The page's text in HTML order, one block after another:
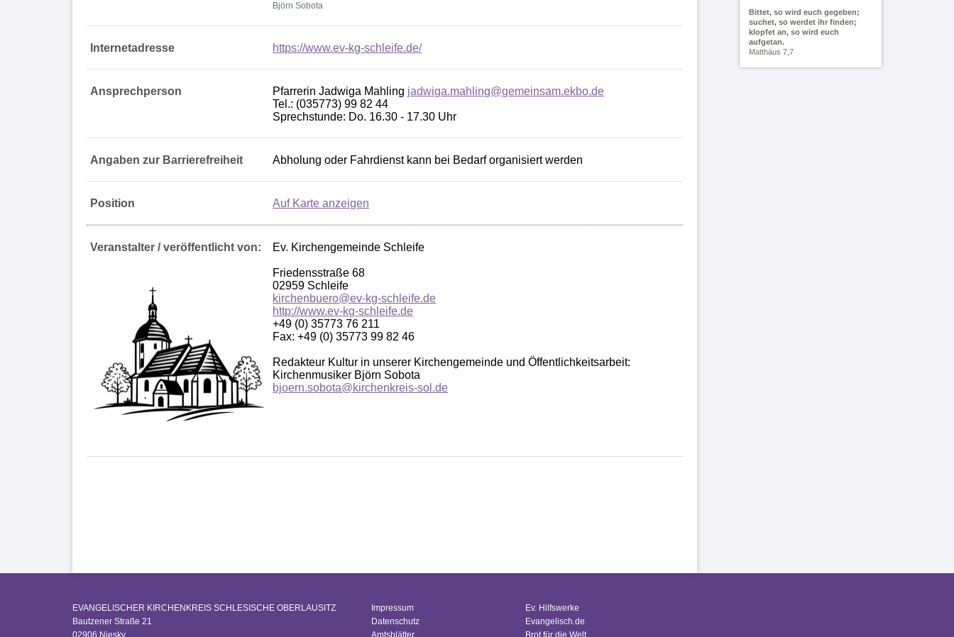
Björn Sobota
Internetadresse https://www.ev-kg-schleife.de/
Ansprechperson Pfarrerin Jadwiga Mahling jadwiga.mahling@gemeinsam.ekbo.de
Tel.: (035773) 99 82 44
Sprechstunde: Do. 16.30 - 17.30 Uhr
Angaben zur Barrierefreiheit Abholung oder Fahrdienst kann bei Bedarf organisiert werden
Position Auf Karte anzeigen
Veranstalter / veröffentlicht von: Ev. Kirchengemeinde Schleife
Friedensstraße 68
02959 Schleife
kirchenbuero@ev-kg-schleife.de
http://www.ev-kg-schleife.de
+49 (0) 35773 76 211
Fax: +49 (0) 35773 99 82 46
Redakteur Kultur in unserer Kirchengemeinde und Öffentlichkeitsarbeit:
Kirchenmusiker Björn Sobota
bjoern.sobota@kirchenkreis-sol.de
Bittet, so wird euch gegeben;
suchet, so werdet ihr finden;
klopfet an, so wird euch
aufgetan.
Matthäus 7,7
EVANGELISCHER KIRCHENKREIS SCHLESISCHE OBERLAUSITZ
Bautzener Straße 21
02906 Niesky
Impressum
Datenschutz
Amtsblätter
Ev. Hilfswerke
Evangelisch.de
Brot für die Welt